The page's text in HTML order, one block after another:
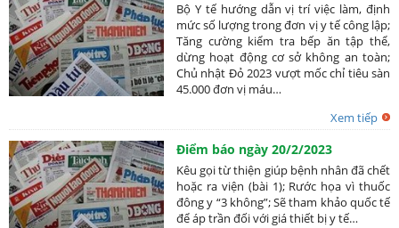
Bộ Y tế hướng dẫn vị trí việc làm, định
mức số lượng trong đơn vị y tế công lập;
Tăng cường kiểm tra bếp ăn tập thể,
dừng hoạt động cơ sở không an toàn;
Chủ nhật Đỏ 2023 vượt mốc chỉ tiêu sàn
45.000 đơn vị máu…
Xem tiếp
Điểm báo ngày 20/2/2023
Kêu gọi từ thiện giúp bệnh nhân đã chết
hoặc ra viện (bài 1); Rước họa vì thuốc
đông y “3 không”; Sẽ tham khảo quốc tế
để áp trần đối với giá thiết bị y tế…